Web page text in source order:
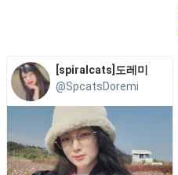
[spiralcats]도레미
@SpcatsDoremi